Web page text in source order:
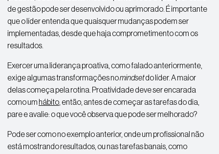
de gestão pode ser desenvolvido ou aprimorado. É importante
que o líder entenda que quaisquer mudanças podem ser
implementadas, desde que haja comprometimento com os
resultados.
Exercer uma liderança proativa, como falado anteriormente,
exige algumas transformações nomindsetdo líder. A maior
delas começa pela rotina. Proatividade deve ser encarada
como um hábito , então, antes de começar as tarefas do dia,
pare e avalie: o que você observa que pode ser melhorado?
Pode ser como no exemplo anterior, onde um profissional não
está mostrando resultados, ou nas tarefas banais, como